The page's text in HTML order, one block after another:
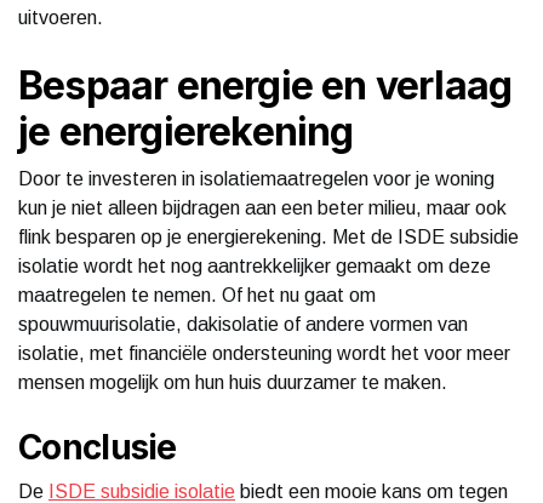
uitvoeren.
Bespaar energie en verlaag
je energierekening
Door te investeren in isolatiemaatregelen voor je woning
kun je niet alleen bijdragen aan een beter milieu, maar ook
flink besparen op je energierekening. Met de ISDE subsidie
isolatie wordt het nog aantrekkelijker gemaakt om deze
maatregelen te nemen. Of het nu gaat om
spouwmuurisolatie, dakisolatie of andere vormen van
isolatie, met financiële ondersteuning wordt het voor meer
mensen mogelijk om hun huis duurzamer te maken.
Conclusie
De ISDE subsidie isolatie biedt een mooie kans om tegen